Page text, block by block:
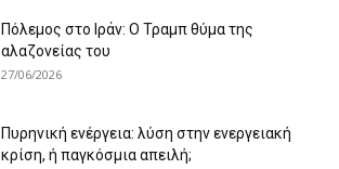
Πόλεμος στο Ιράν: Ο Τραμπ θύμα της
αλαζονείας του
27/06/2026
Πυρηνική ενέργεια: λύση στην ενεργειακή
κρίση, ή παγκόσμια απειλή;